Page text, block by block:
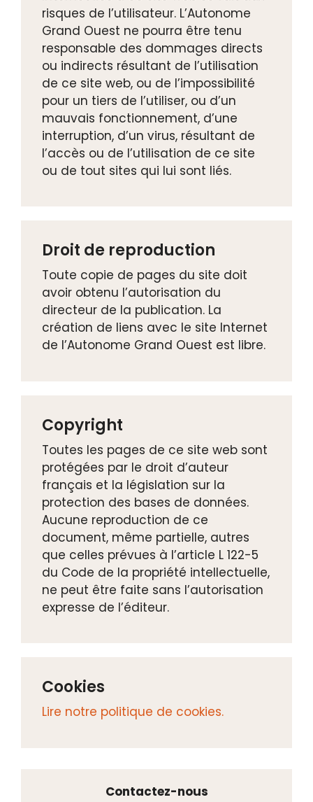
risques de l’utilisateur. L’Autonome
Grand Ouest ne pourra être tenu
responsable des dommages directs
ou indirects résultant de l’utilisation
de ce site web, ou de l’impossibilité
pour un tiers de l’utiliser, ou d’un
mauvais fonctionnement, d’une
interruption, d’un virus, résultant de
l’accès ou de l’utilisation de ce site
ou de tout sites qui lui sont liés.
Droit de reproduction
Toute copie de pages du site doit
avoir obtenu l’autorisation du
directeur de la publication. La
création de liens avec le site Internet
de l’Autonome Grand Ouest est libre.
Copyright
Toutes les pages de ce site web sont
protégées par le droit d’auteur
français et la législation sur la
protection des bases de données.
Aucune reproduction de ce
document, même partielle, autres
que celles prévues à l’article L 122-5
du Code de la propriété intellectuelle,
ne peut être faite sans l’autorisation
expresse de l’éditeur.
Cookies
Lire notre politique de cookies.
Contactez-nous